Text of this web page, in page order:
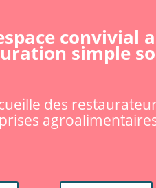
convivial
simple
des